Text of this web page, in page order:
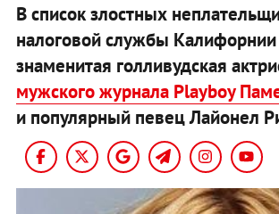
В список злостных
налоговой службы
знаменитая голливудская
мужского журнала Playboy
и популярный певец Лайонел